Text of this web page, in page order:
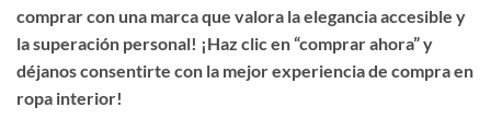
comprar con una marca que valora la elegancia accesible y
la superación personal! ¡Haz clic en “comprar ahora” y
déjanos consentirte con la mejor experiencia de compra en
ropa interior!